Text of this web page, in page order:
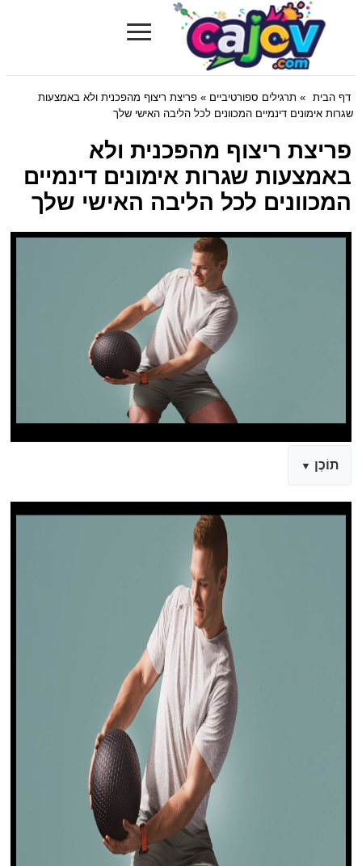
Cajov.com
≡
דף הבית » תרגילים ספורטיביים » פריצת ריצוף מהפכנית ולא באמצעות
שגרות אימונים דינמיים המכוונים לכל הליבה האישי שלך
פריצת ריצוף מהפכנית ולא
באמצעות שגרות אימונים דינמיים
המכוונים לכל הליבה האישי שלך
תוֹכֶן